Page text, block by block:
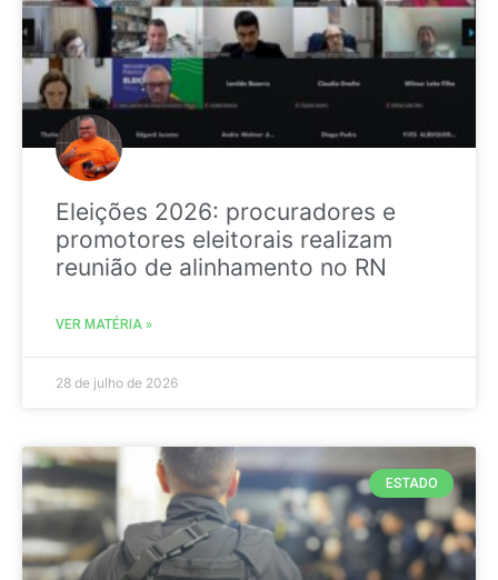
Eleições 2026: procuradores e
promotores eleitorais realizam
reunião de alinhamento no RN
VER MATÉRIA »
28 de julho de 2026
ESTADO